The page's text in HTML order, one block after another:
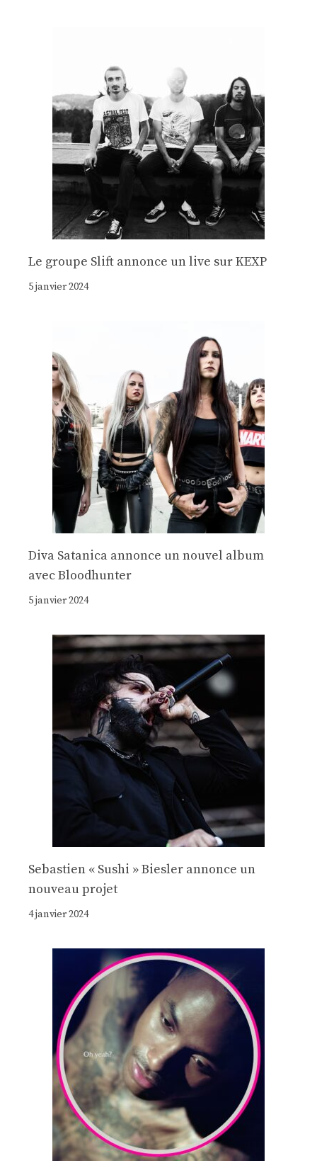
Le groupe Slift annonce un live sur KEXP
5 janvier 2024
Diva Satanica annonce un nouvel album
avec Bloodhunter
5 janvier 2024
Sebastien « Sushi » Biesler annonce un
nouveau projet
4 janvier 2024